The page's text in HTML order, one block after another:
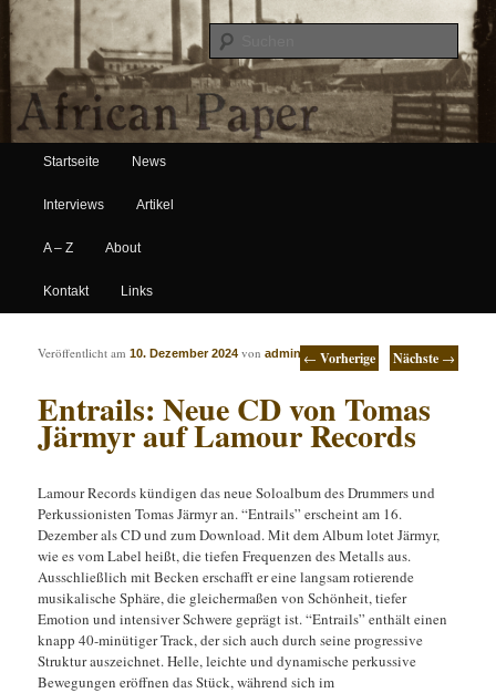
African Paper
Hauptmenü
Zum Inhalt wechseln
Zum sekundären Inhalt wechseln
Startseite News
Interviews Artikel
A – Z About
Kontakt Links
Artikelnavigation ← Vorherige Nächste →
Entrails: Neue CD von Tomas
Järmyr auf Lamour Records
Veröffentlicht am10. Dezember 2024 vonadmin
Lamour Records kündigen das neue Soloalbum des Drummers und
Perkussionisten Tomas Järmyr an. “Entrails” erscheint am 16.
Dezember als CD und zum Download. Mit dem Album lotet Järmyr,
wie es vom Label heißt, die tiefen Frequenzen des Metalls aus.
Ausschließlich mit Becken erschafft er eine langsam rotierende
musikalische Sphäre, die gleichermaßen von Schönheit, tiefer
Emotion und intensiver Schwere geprägt ist. “Entrails” enthält einen
knapp 40-minütiger Track, der sich auch durch seine progressive
Struktur auszeichnet. Helle, leichte und dynamische perkussive
Bewegungen eröffnen das Stück, während sich im